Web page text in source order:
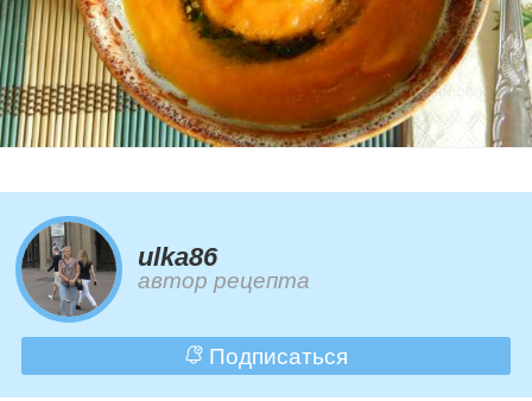
ulka86
автор рецепта
Подписаться